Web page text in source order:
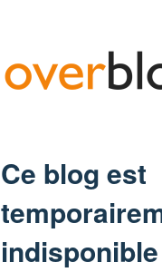
Ce blog est
indisponible